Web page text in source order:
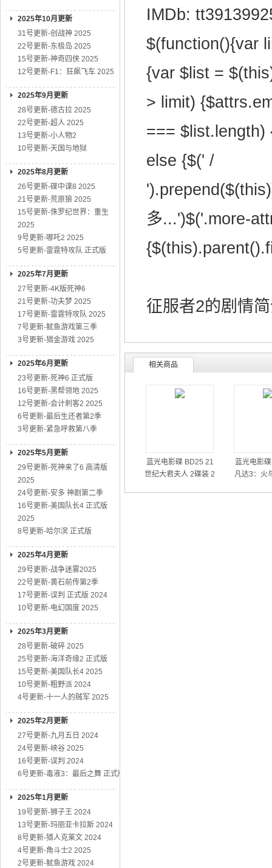
2025年10月更新
31号更新-创战神 2025
22号更新-东极岛 2025
15号更新-神奇四侠 2025
12号更新-F1：狂飙飞车 2025
2025年9月更新
28号更新-德古拉 2025
22号更新-超人 2025
13号更新-小人物2
10号更新-天国与地狱
2025年8月更新
26号更新-碟中谍8 2025
21号更新-荒原狼 2025
15号更新-侏罗纪世界：重生
2025
9号更新-哪吒2 2025
5号更新-雷霆特攻队 正式版
2025年7月更新
27号更新-4K版死神6
21号更新-功夫梦 2025
17号更新-雷霆特攻队 2025
7号更新-鱿鱼游戏第三季
3号更新-猎金游戏 2025
2025年6月更新
23号更新-死神6 正式版
16号更新-黑帮领地 2025
12号更新-会计刺客2 2025
6号更新-最后生还者第2季
3号更新-紧急呼救第八季
2025年5月更新
29号更新-死神来了6 高清版
2025
24号更新-安多 神剧第二季
16号更新-美国队长4 正式版
2025
8号更新-哈尔滨 正式版
2025年4月更新
29号更新-战争迷雾2025
22号更新-黄石前传第2季
17号更新-误判 正式版 2024
10号更新-电幻国度 2025
2025年3月更新
28号更新-破碎 2025
25号更新-海洋奇缘2 正式版
15号更新-美国队长4 2025
10号更新-粗野派 2024
4号更新-十一人的贼军 2025
2025年2月更新
27号更新-九月五日 2024
24号更新-峡谷 2025
16号更新-误判 2024
6号更新-毒液3：最后之舞 正式版
2025年1月更新
19号更新-狮子王 2024
13号更新-玛丽亚卡拉斯 2024
8号更新-猎人克莱文 2024
4号更新-角斗士2 2025
2号更新-鱿鱼游戏 2024
IMDb:
$(function(){var
{var $list =
> limit)
=== $list.length)
else {$(' /
多...')$('.more-
征服者2的剧情简
相关商品
蓝光电影碟 BD25 21
世纪大君夫人 2碟装 2
蓝光电影
凡达3：火